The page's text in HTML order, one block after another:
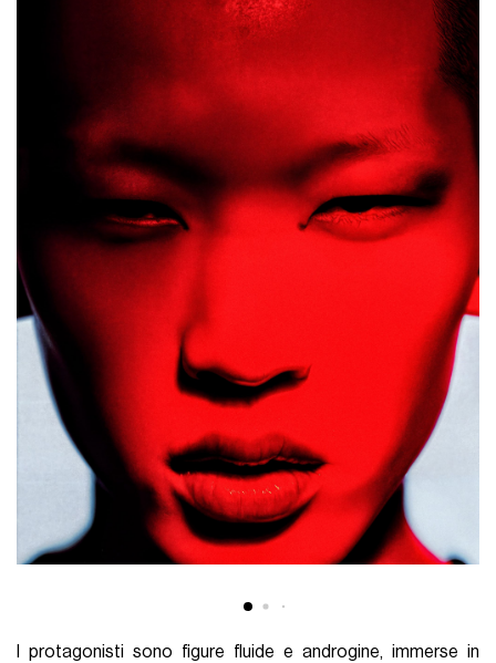
I protagonisti sono figure fluide e androgine, immerse in